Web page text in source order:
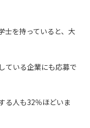
士を持っていると、大
ている企業にも応募で
る人も32％ほどいま